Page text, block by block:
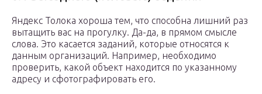
Яндекс Толока хороша тем, что способна лишний раз
вытащить вас на прогулку. Да-да, в прямом смысле
слова. Это касается заданий, которые относятся к
данным организаций. Например, необходимо
проверить, какой объект находится по указанному
адресу и сфотографировать его.